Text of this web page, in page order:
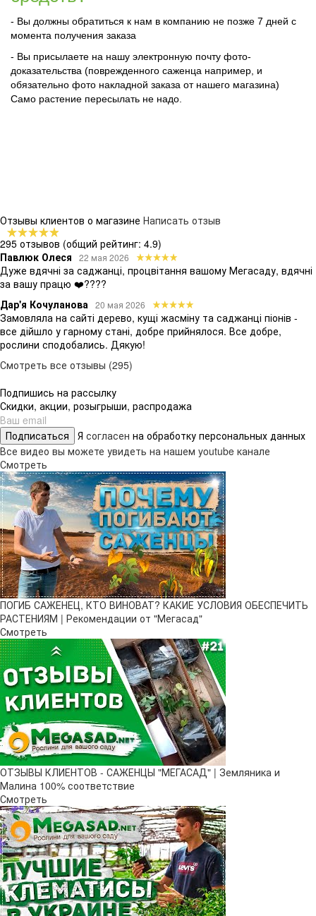
- Вы должны обратиться к нам в компанию не позже 7 дней с
момента получения заказа
- Вы присылаете на нашу электронную почту фото-
доказательства (поврежденного саженца например, и
обязательно фото накладной заказа от нашего магазина)
Само растение пересылать не надо.
Отзывы клиентов о магазине Написать отзыв
295 отзывов (общий рейтинг: 4.9)
Павлюк Олеся
22 мая 2026
Дуже вдячні за саджанці, процвітання вашому Мегасаду, вдячні
за вашу працю ❤️????
Дар'я Кочуланова 20 мая 2026
Замовляла на сайті дерево, кущі жасміну та саджанці піонів -
все дійшло у гарному стані, добре прийнялося. Все добре,
рослини сподобались. Дякую!
Смотреть все отзывы (295)
Подпишись на рассылку
Скидки, акции, розыгрыши, распродажа
Подписаться Я согласен на обработку персональных данных
Все видео вы можете увидеть на нашем youtube канале
Смотреть
ПОГИБ САЖЕНЕЦ, КТО ВИНОВАТ? КАКИЕ УСЛОВИЯ ОБЕСПЕЧИТЬ
РАСТЕНИЯМ | Рекомендации от "Мегасад"
Смотреть
ОТЗЫВЫ КЛИЕНТОВ - САЖЕНЦЫ "МЕГАСАД" | Земляника и
Малина 100% соответствие
Смотреть